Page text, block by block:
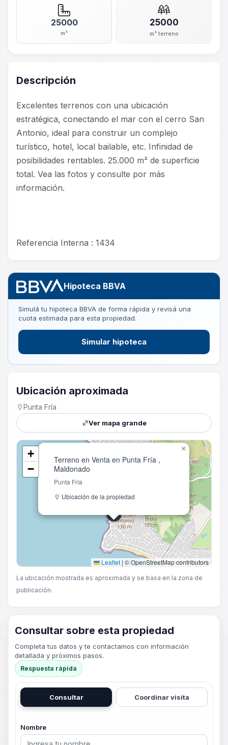
25000
m²
25000
m² terreno
Descripción
Excelentes terrenos con una ubicación
estratégica, conectando el mar con el cerro San
Antonio, ideal para construir un complejo
turístico, hotel, local bailable, etc. Infinidad de
posibilidades rentables. 25.000 m² de superficie
total. Vea las fotos y consulte por más
información.
Referencia Interna : 1434
Hipoteca BBVA
Simulá tu hipoteca BBVA de forma rápida y revisá una
cuota estimada para esta propiedad.
Simular hipoteca
Ubicación aproximada
Punta Fría
Ver mapa grande
Terreno en Venta en Punta Fría ,
Maldonado
Punta Fría
Ubicación de la propiedad
×
+
−
Leaflet | © OpenStreetMap contributors
La ubicación mostrada es aproximada y se basa en la zona de
publicación.
Consultar sobre esta propiedad
Completa tus datos y te contactamos con información
detallada y próximos pasos.
Respuesta rápida
Consultar Coordinar visita
Nombre